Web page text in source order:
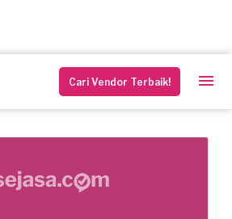
Cari Vendor Terbaik!